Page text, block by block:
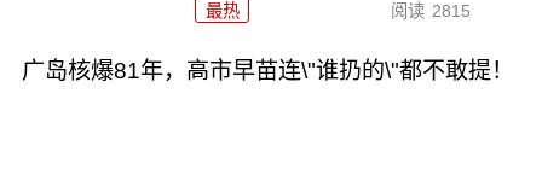
最热 阅读 2815
广岛核爆81年，高市早苗连\"谁扔的\"都不敢提！